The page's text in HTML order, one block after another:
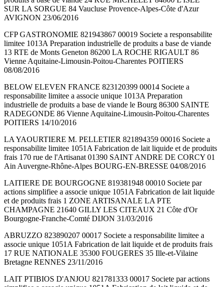
SUR LA SORGUE 84 Vaucluse Provence-Alpes-Côte d'Azur
AVIGNON 23/06/2016
CFP GASTRONOMIE 821943867 00019 Societe a responsabilite
limitee 1013A Preparation industrielle de produits a base de viande
13 RTE de Monts Geneton 86200 LA ROCHE RIGAULT 86
Vienne Aquitaine-Limousin-Poitou-Charentes POITIERS
08/08/2016
BELOW ELEVEN FRANCE 823120399 00014 Societe a
responsabilite limitee a associe unique 1013A Preparation
industrielle de produits a base de viande le Bourg 86300 SAINTE
RADEGONDE 86 Vienne Aquitaine-Limousin-Poitou-Charentes
POITIERS 14/10/2016
LA YAOURTIERE M. PELLETIER 821894359 00016 Societe a
responsabilite limitee 1051A Fabrication de lait liquide et de produits
frais 170 rue de l'Artisanat 01390 SAINT ANDRE DE CORCY 01
Ain Auvergne-Rhône-Alpes BOURG-EN-BRESSE 04/08/2016
LAITIERE DE BOURGOGNE 819381948 00010 Societe par
actions simplifiee a associe unique 1051A Fabrication de lait liquide
et de produits frais 1 ZONE ARTISANALE LA PTE
CHAMPAGNE 21640 GILLY LES CITEAUX 21 Côte d'Or
Bourgogne-Franche-Comté DIJON 31/03/2016
ABRUZZO 823890207 00017 Societe a responsabilite limitee a
associe unique 1051A Fabrication de lait liquide et de produits frais
17 RUE NATIONALE 35300 FOUGERES 35 Ille-et-Vilaine
Bretagne RENNES 23/11/2016
LAIT PTIBIOS D'ANJOU 821781333 00017 Societe par actions